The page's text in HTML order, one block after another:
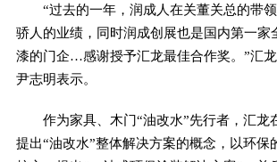
“过去的一年，润成人在关董关总的带领
骄人的业绩，同时润成创展也是国内第一家
漆的门企…感谢授予汇龙最佳合作奖。”汇
尹志明表示。
作为家具、木门“油改水”先行者，汇龙
提出“油改水”整体解决方案的概念，以环保